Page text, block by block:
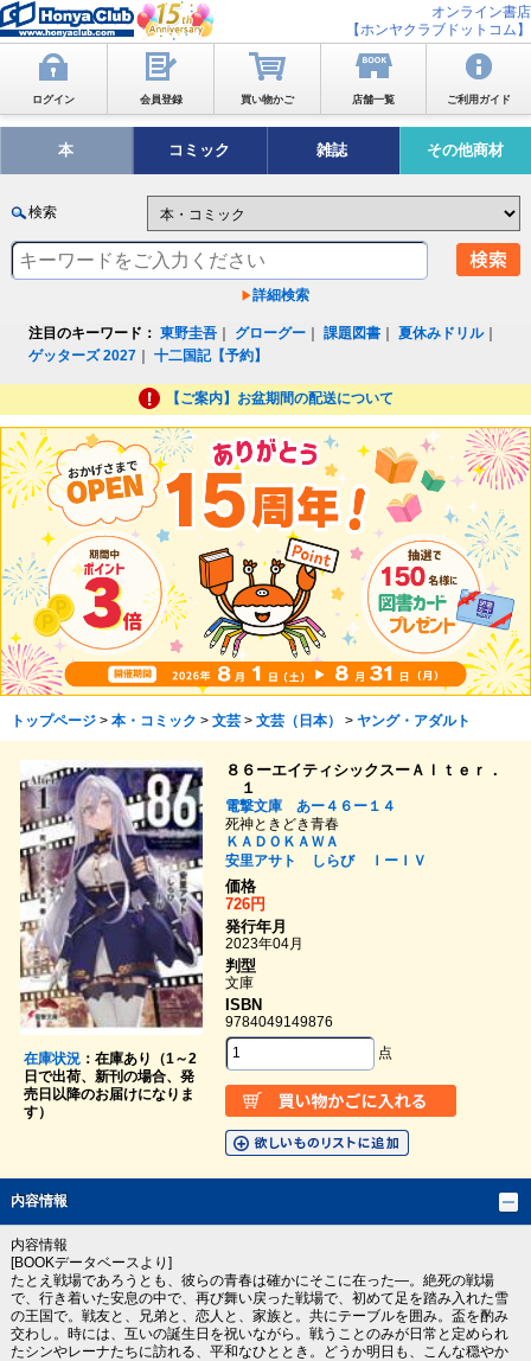
オンライン書店
【ホンヤクラブドットコム】
ログイン 会員登録 買い物かご 店舗一覧 ご利用ガイド
本 コミック 雑誌 その他商材
検索
詳細検索
注目のキーワード： 東野圭吾 グローグー ｜課題図書 ｜夏休みドリル｜
ゲッターズ 2027 ｜十二国記【予約】
【ご案内】お盆期間の配送について
トップページ> 本・コミック > 文芸> 文芸（日本） > ヤング・アダルト
在庫状況：在庫あり（1～2
日で出荷、新刊の場合、発
売日以降のお届けになりま
す）
８６ーエイティシックスーＡｌｔｅｒ．
１
電撃文庫 あー４６ー１４
死神ときどき青春
ＫＡＤＯＫＡＷＡ
安里アサト
しらび
ＩーＩＶ
価格
726円
発行年月
2023年04月
判型
文庫
ISBN
9784049149876
点
内容情報
内容情報
[BOOKデータベースより]
たとえ戦場であろうとも、彼らの青春は確かにそこに在った―。絶死の戦場
で、行き着いた安息の中で、再び舞い戻った戦場で、初めて足を踏み入れた雪
の王国で。戦友と、兄弟と、恋人と、家族と。共にテーブルを囲み。盃を酌み
交わし。時には、互いの誕生日を祝いながら。戦うことのみが日常と定められ
たシンやレーナたちに訪れる、平和なひととき。どうか明日も、こんな穏やか